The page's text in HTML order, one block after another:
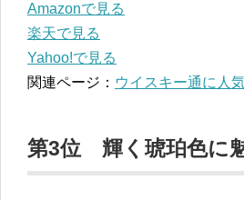
Amazonで見る
楽天で見る
Yahoo!で見る
関連ページ： ウイスキー通に人
第3位 輝く琥珀色に